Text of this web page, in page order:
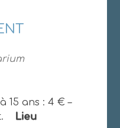
15 ans : 4 € –
Lieu